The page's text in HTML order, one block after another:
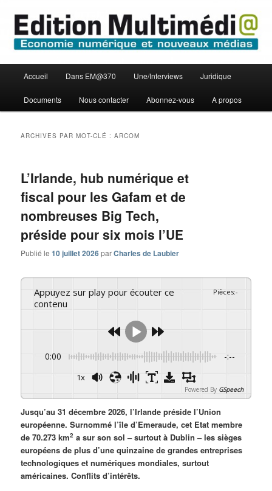
contenu
principal
contenu
secondaire
Edition Multimédi@
principal
Accueil Dans EM@370 Une/Interviews Juridique
Documents Nous contacter Abonnez-vous A propos
ARCHIVES PAR MOT-CLÉ :ARCOM
L’Irlande, hub numérique et
fiscal pour les Gafam et de
nombreuses Big Tech,
préside pour six mois l’UE
Publié le10 juillet 2026parCharles de Laubier
Appuyez sur play pour écouter ce
contenu
Pièces:-
0:00 -:--
1x
Powered By GSpeech
Jusqu’au 31 décembre 2026, l’Irlande préside l’Union
européenne. Surnommé l’île d’Emeraude, cet Etat membre
de 70.273 km2 a sur son sol – surtout à Dublin – les sièges
européens de plus d’une quinzaine de grandes entreprises
technologiques et numériques mondiales, surtout
américaines. Conflits d’intérêts.